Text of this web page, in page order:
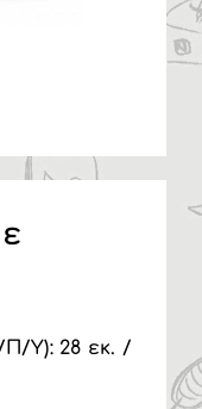
Υ): 28 εκ. /